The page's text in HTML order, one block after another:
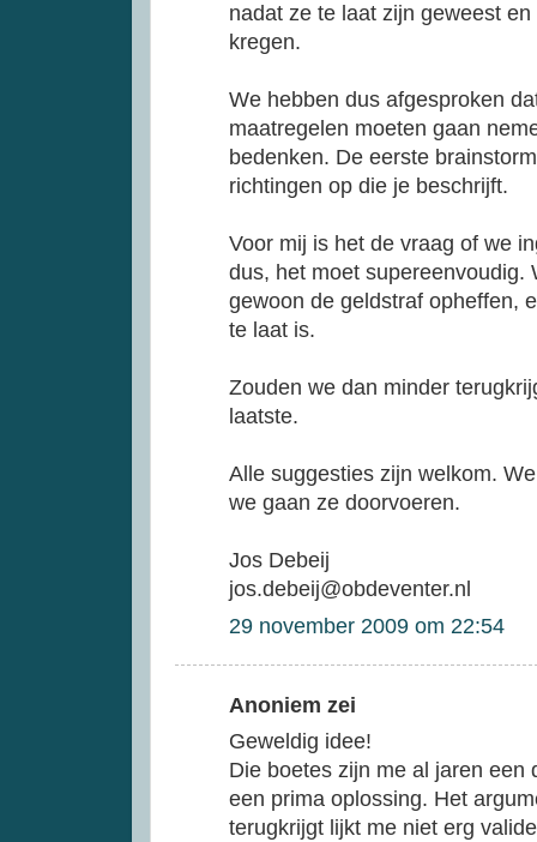
nadat ze te laat zijn geweest
kregen.
We hebben dus afgesproken
maatregelen moeten gaan
bedenken. De eerste
richtingen op die je beschrijft.
Voor mij is het de vraag of we
dus, het moet supereenvoudig.
gewoon de geldstraf opheffen,
te laat is.
Zouden we dan minder
laatste.
Alle suggesties zijn welkom.
we gaan ze doorvoeren.
Jos Debeij
jos.debeij@obdeventer.nl
29 november 2009 om 22:54
Anoniem zei
Geweldig idee!
Die boetes zijn me al jaren een
een prima oplossing. Het
terugkrijgt lijkt me niet erg